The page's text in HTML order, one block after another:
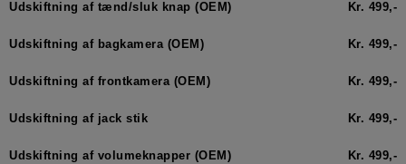
Udskiftning af tænd/sluk knap (OEM) Kr. 499,-
Udskiftning af bagkamera (OEM) Kr. 499,-
Udskiftning af frontkamera (OEM) Kr. 499,-
Udskiftning af jack stik Kr. 499,-
Udskiftning af volumeknapper (OEM) Kr. 499,-